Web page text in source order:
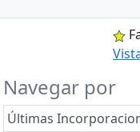
Navegar por
Últimas